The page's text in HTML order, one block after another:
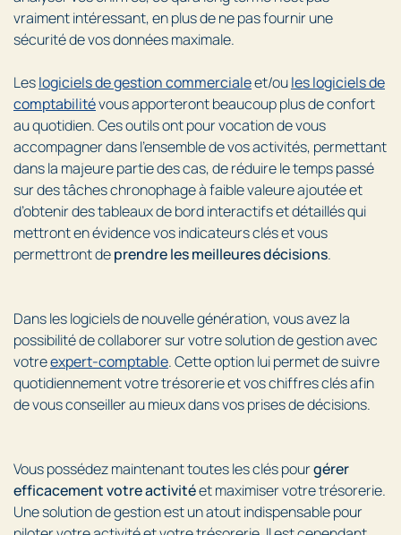
vraiment intéressant, en plus de ne pas fournir une
sécurité de vos données maximale.
Leslogiciels de gestion commercialeet/oules logiciels de
comptabilitévous apporteront beaucoup plus de confort
au quotidien. Ces outils ont pour vocation de vous
accompagner dans l’ensemble de vos activités, permettant
dans la majeure partie des cas, de réduire le temps passé
sur des tâches chronophage à faible valeure ajoutée et
d’obtenir des tableaux de bord interactifs et détaillés qui
mettront en évidence vos indicateurs clés et vous
permettront deprendre les meilleures décisions.
Dans les logiciels de nouvelle génération, vous avez la
possibilité de collaborer sur votre solution de gestion avec
votreexpert-comptable. Cette option lui permet de suivre
quotidiennement votre trésorerie et vos chiffres clés afin
de vous conseiller au mieux dans vos prises de décisions.
Vous possédez maintenant toutes les clés pourgérer
efficacement votre activitéet maximiser votre trésorerie.
Une solution de gestion est un atout indispensable pour